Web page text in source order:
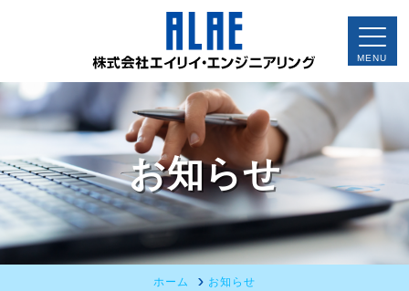
お知らせ
ホーム お知らせ